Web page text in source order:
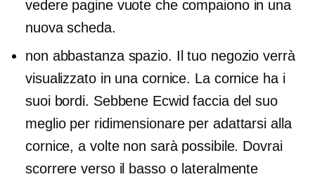
vedere pagine vuote che compaiono in una
nuova scheda.
non abbastanza spazio. Il tuo negozio verrà
visualizzato in una cornice. La cornice ha i
suoi bordi. Sebbene Ecwid faccia del suo
meglio per ridimensionare per adattarsi alla
cornice, a volte non sarà possibile. Dovrai
scorrere verso il basso o lateralmente